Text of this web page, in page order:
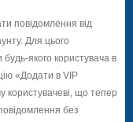
повідомлення від
Для цього
якого користувача в
«Додати в VIP
користувачеві, що тепер
без